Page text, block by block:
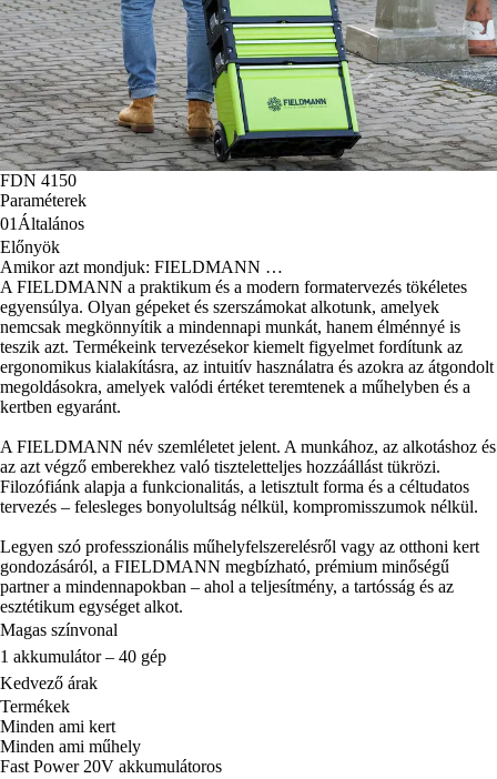
FDN 4150
Paraméterek
01 Általános
Előnyök
Amikor azt mondjuk: FIELDMANN …
A FIELDMANN a praktikum és a modern formatervezés tökéletes
egyensúlya. Olyan gépeket és szerszámokat alkotunk, amelyek
nemcsak megkönnyítik a mindennapi munkát, hanem élménnyé is
teszik azt. Termékeink tervezésekor kiemelt figyelmet fordítunk az
ergonomikus kialakításra, az intuitív használatra és azokra az átgondolt
megoldásokra, amelyek valódi értéket teremtenek a műhelyben és a
kertben egyaránt.
A FIELDMANN név szemléletet jelent. A munkához, az alkotáshoz és
az azt végző emberekhez való tiszteletteljes hozzáállást tükrözi.
Filozófiánk alapja a funkcionalitás, a letisztult forma és a céltudatos
tervezés – felesleges bonyolultság nélkül, kompromisszumok nélkül.
Legyen szó professzionális műhelyfelszerelésről vagy az otthoni kert
gondozásáról, a FIELDMANN megbízható, prémium minőségű
partner a mindennapokban – ahol a teljesítmény, a tartósság és az
esztétikum egységet alkot.
Magas színvonal
1 akkumulátor – 40 gép
Kedvező árak
Termékek
Minden ami kert
Minden ami műhely
Fast Power 20V akkumulátoros